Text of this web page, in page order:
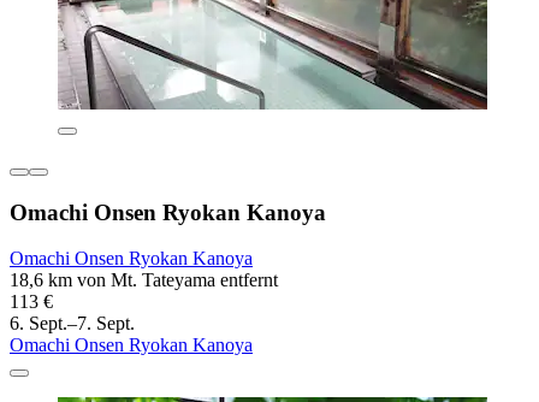
Omachi Onsen Ryokan Kanoya
Omachi Onsen Ryokan Kanoya
18,6 km von Mt. Tateyama entfernt
113 €
6. Sept.–7. Sept.
Omachi Onsen Ryokan Kanoya